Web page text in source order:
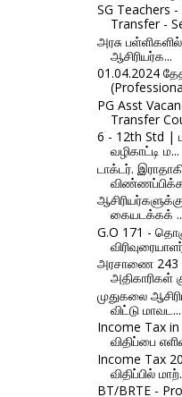
SG Teachers
Transfer -
அரசு
ஆசிரியர்க...
01.04.2024
PG Asst
Transfer
6 - 12th Std |
வழிகாட்டி ம...
டாக்டர்.
கையடக்கக்
G.O 171 -
அரசாணை 243
அதிகாரிகள்
முதுகலை
விட்டு மாவட...
Income Tax in
விதிப்பை
Income Tax
விதிப்பில்
BT/BRTE -